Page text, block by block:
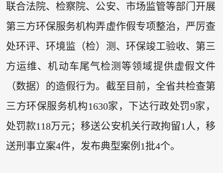
联合法院、检察院、公安、市场监管等部门开展
第三方环保服务机构弄虚作假专项整治，严厉查
处环评、环境监（检）测、环保竣工验收、第三
方运维、机动车尾气检测等领域提供虚假文件
（数据）的造假行为。截至目前，全省共检查第
三方环保服务机构1630家，下达行政处罚9家，
处罚款118万元；移送公安机关行政拘留1人，移
送刑事立案4件，发布典型案例1批4个。